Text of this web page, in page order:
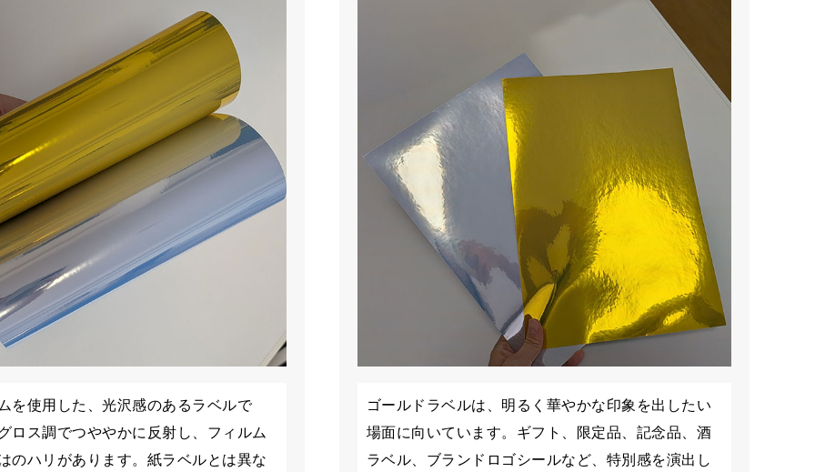
を使用した、光沢感のあるラベルで
ロス調でつややかに反射し、フィルム
のハリがあります。紙ラベルとは異な
ゴールドラベルは、明るく華やかな印象を出したい
場面に向いています。ギフト、限定品、記念品、酒
ラベル、ブランドロゴシールなど、特別感を演出し